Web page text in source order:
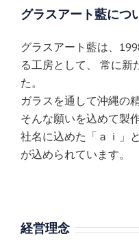
グラスアート藍につ
グラスアート藍は、
る工房として、 常に新
た。
ガラスを通して沖縄の
そんな願いを込めて製作
社名に込めた「ａｉ」
が込められています。
経営理念